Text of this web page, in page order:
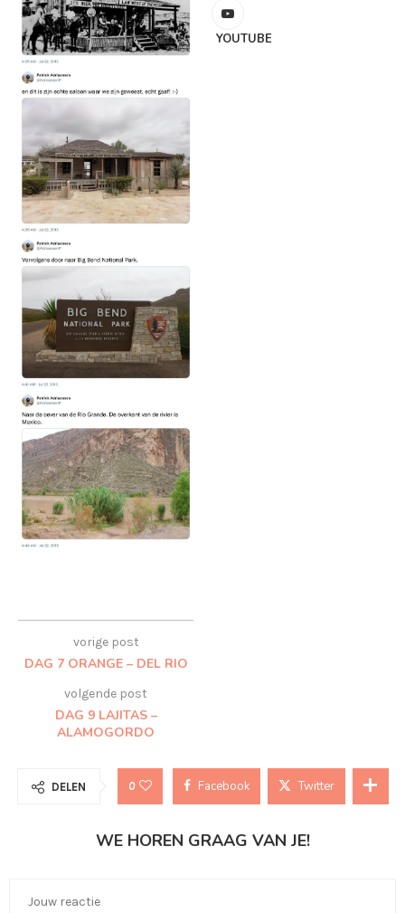
vorige post
DAG 7 ORANGE – DEL RIO
volgende post
DAG 9 LAJITAS –
ALAMOGORDO
YOUTUBE
DELEN 0 Facebook Twitter
WE HOREN GRAAG VAN JE!